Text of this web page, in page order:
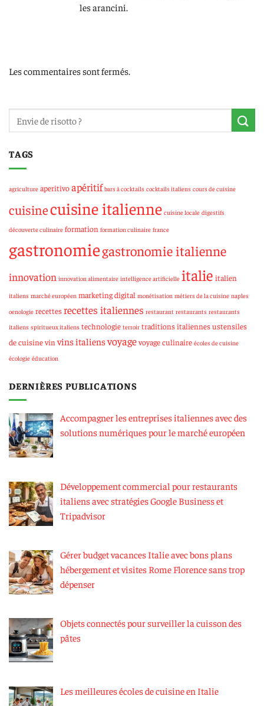
les arancini.
Les commentaires sont fermés.
TAGS
agriculture aperitivoapéritif bars à cocktails cocktails italiens cours de cuisine
cuisinecuisine italienne cuisine locale digestifs
découverte culinaire formation formation culinaire france
gastronomiegastronomie italienne
innovation innovation alimentaire intelligence artificielle italie italien
italiens marché européen marketing digital monétisation métiers de la cuisine naples
oenologie recettesrecettes italiennes restaurant restaurants restaurants
italiens spiritueux italiens technologie terroir traditions italiennesustensiles
de cuisinevin vins italiensvoyagevoyage culinaire écoles de cuisine
écologie éducation
DERNIÈRES PUBLICATIONS
Accompagner les entreprises italiennes avec des
solutions numériques pour le marché européen
Développement commercial pour restaurants
italiens avec stratégies Google Business et
Tripadvisor
Gérer budget vacances Italie avec bons plans
hébergement et visites Rome Florence sans trop
dépenser
Objets connectés pour surveiller la cuisson des
pâtes
Les meilleures écoles de cuisine en Italie